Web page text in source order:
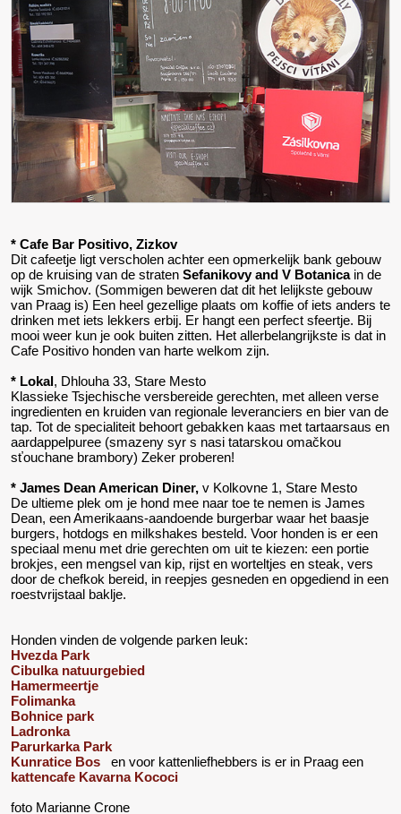
* Cafe Bar Positivo, Zizkov
Dit cafeetje ligt verscholen achter een opmerkelijk bank gebouw
op de kruising van de straten Sefanikovy and V Botanicain de
wijk Smichov. (Sommigen beweren dat dit het lelijkste gebouw
van Praag is) Een heel gezellige plaats om koffie of iets anders te
drinken met iets lekkers erbij. Er hangt een perfect sfeertje. Bij
mooi weer kun je ook buiten zitten. Het allerbelangrijkste is dat in
Cafe Positivo honden van harte welkom zijn.
* Lokal, Dhlouha 33, Stare Mesto
Klassieke Tsjechische versbereide gerechten, met alleen verse
ingredienten en kruiden van regionale leveranciers en bier van de
tap. Tot de specialiteit behoort gebakken kaas met tartaarsaus en
aardappelpuree (smazeny syr s nasi tatarskou omačkou
sťouchane brambory) Zeker proberen!
* James Dean American Diner, v Kolkovne 1, Stare Mesto
De ultieme plek om je hond mee naar toe te nemen is James
Dean, een Amerikaans-aandoende burgerbar waar het baasje
burgers, hotdogs en milkshakes besteld. Voor honden is er een
speciaal menu met drie gerechten om uit te kiezen: een portie
brokjes, een mengsel van kip, rijst en worteltjes en steak, vers
door de chefkok bereid, in reepjes gesneden en opgediend in een
roestvrijstaal baklje.
Honden vinden de volgende parken leuk:
Hvezda Park
Cibulka natuurgebied
Hamermeertje
Folimanka
Bohnice park
Ladronka
Parurkarka Park
Kunratice Bos en voor kattenliefhebbers is er in Praag een
kattencafe Kavarna Kococi
foto Marianne Crone